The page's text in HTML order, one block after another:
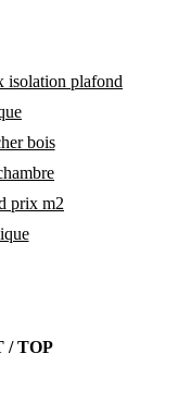
isolation plafond
bois
prix m2
/ TOP